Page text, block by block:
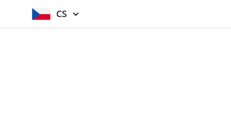
CS